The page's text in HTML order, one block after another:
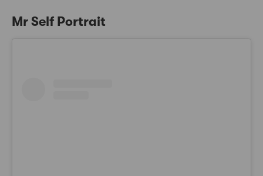
Mr Self Portrait